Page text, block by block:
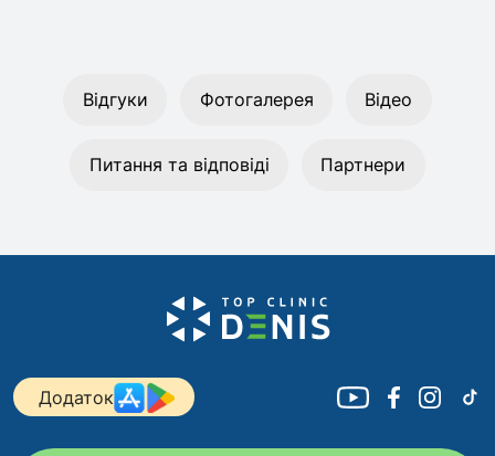
Відгуки Фотогалерея Відео
Питання та відповіді Партнери
Додаток